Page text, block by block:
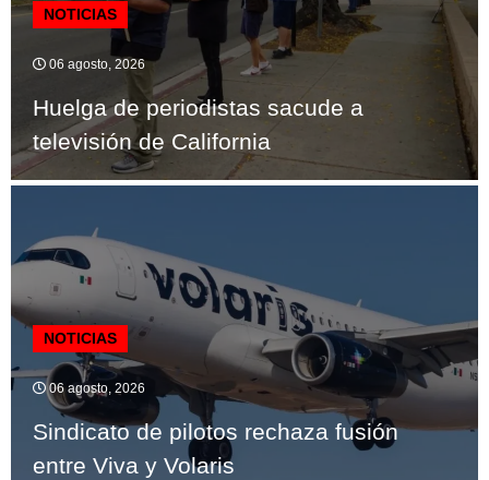
NOTICIAS
06 agosto, 2026
Huelga de periodistas sacude a
televisión de California
NOTICIAS
06 agosto, 2026
Sindicato de pilotos rechaza fusión
entre Viva y Volaris